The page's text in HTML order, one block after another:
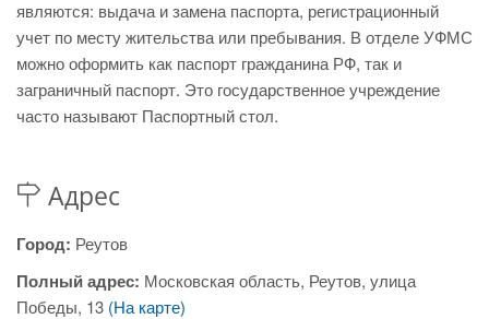
являются: выдача и замена паспорта, регистрационный
учет по месту жительства или пребывания. В отделе УФМС
можно оформить как паспорт гражданина РФ, так и
заграничный паспорт. Это государственное учреждение
часто называют Паспортный стол.
Адрес
Город: Реутов
Полный адрес: Московская область, Реутов, улица
Победы, 13 (На карте)